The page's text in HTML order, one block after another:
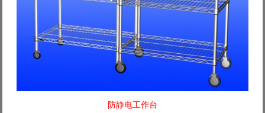
防静电工作台